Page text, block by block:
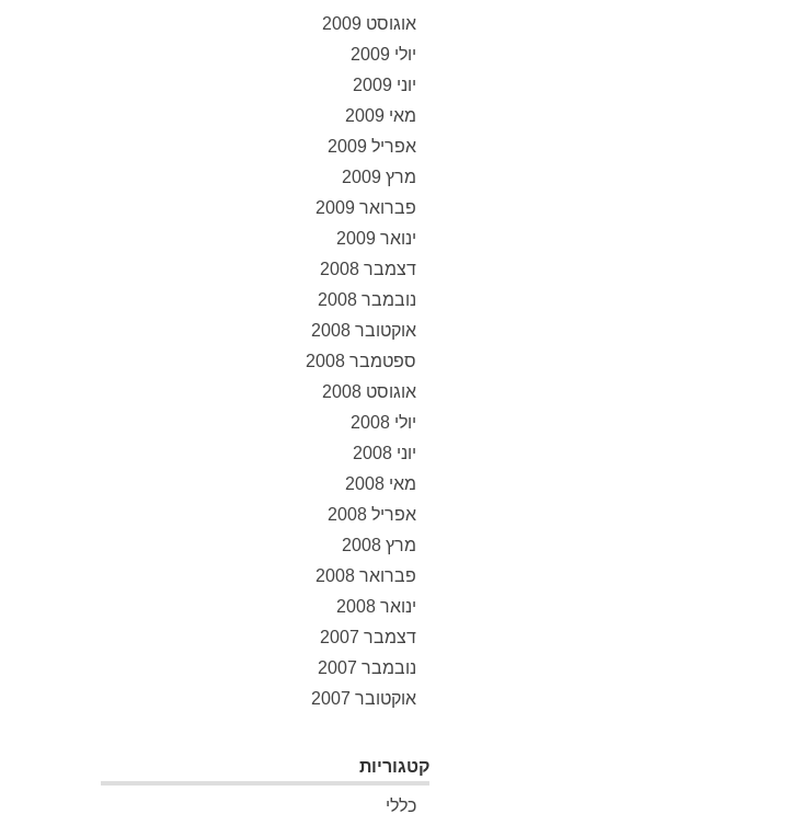
אוגוסט 2009
יולי 2009
יוני 2009
מאי 2009
אפריל 2009
מרץ 2009
פברואר 2009
ינואר 2009
דצמבר 2008
נובמבר 2008
אוקטובר 2008
ספטמבר 2008
אוגוסט 2008
יולי 2008
יוני 2008
מאי 2008
אפריל 2008
מרץ 2008
פברואר 2008
ינואר 2008
דצמבר 2007
נובמבר 2007
אוקטובר 2007
קטגוריות
כללי